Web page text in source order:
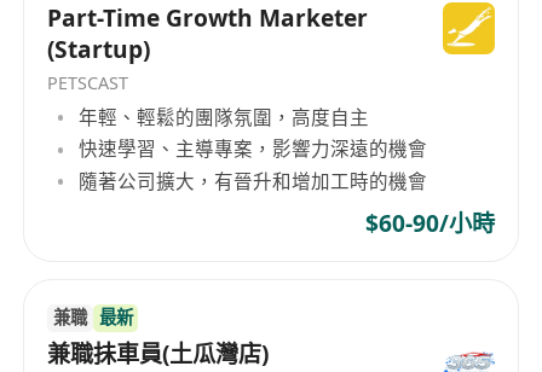
Part-Time Growth Marketer
(Startup)
PETSCAST
年輕、輕鬆的團隊氛圍，高度自主
快速學習、主導專案，影響力深遠的機會
隨著公司擴大，有晉升和增加工時的機會
$60-90/小時
兼職 最新
兼職抺車員(土瓜灣店)